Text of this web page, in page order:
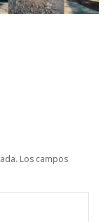
Los campos